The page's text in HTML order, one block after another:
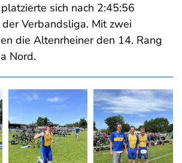
sich nach 2:45:56
Verbandsliga. Mit zwei
die Altenrheiner den 14. Rang
Nord.